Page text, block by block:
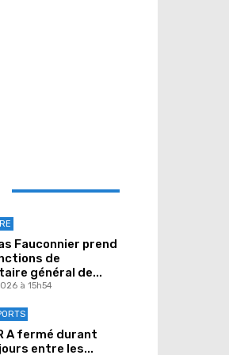
Fauconnier prend
de
général de...
à 15h54
A fermé durant
entre les...